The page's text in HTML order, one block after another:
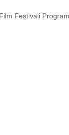
Festivali